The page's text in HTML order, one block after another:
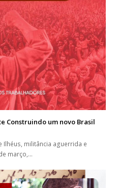
Construindo um novo Brasil
militância aguerrida e
março,…